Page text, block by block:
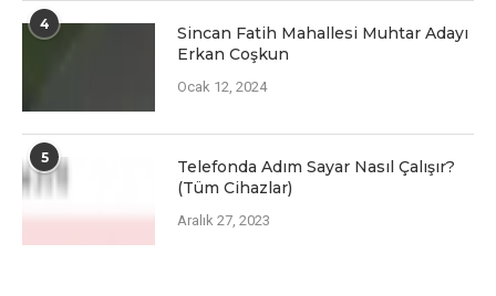
4
Sincan Fatih Mahallesi Muhtar Adayı
Erkan Coşkun
Ocak 12, 2024
5
Telefonda Adım Sayar Nasıl Çalışır?
(Tüm Cihazlar)
Aralık 27, 2023